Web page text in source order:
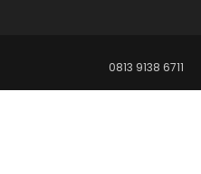
0813 9138 6711